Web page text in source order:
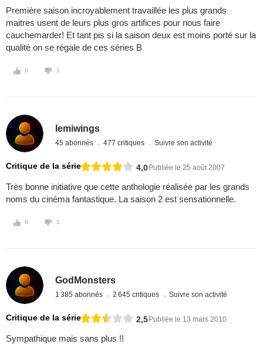
Première saison incroyablement travaillée les plus grands
maitres usent de leurs plus gros artifices pour nous faire
cauchemarder! Et tant pis si la saison deux est moins porté sur la
qualité on se régale de ces séries B
0 1
lemiwings
45 abonnés 477 critiques Suivre son activité
Critique de la série 4,0Publiée le 25 août 2007
Très bonne initiative que cette anthologie réalisée par les grands
noms du cinéma fantastique. La saison 2 est sensationnelle.
0 1
GodMonsters
1 385 abonnés 2 645 critiques Suivre son activité
Critique de la série 2,5Publiée le 13 mars 2010
Sympathique mais sans plus !!